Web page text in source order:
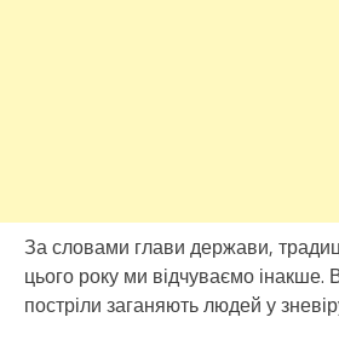
За словами глави держави,
цього року ми відчуваємо інакше.
постріли заганяють людей у